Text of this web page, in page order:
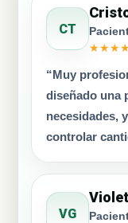
CT
“Muy
diseñado una
necesidades,
controlar
VG